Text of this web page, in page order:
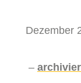
Dezember
–